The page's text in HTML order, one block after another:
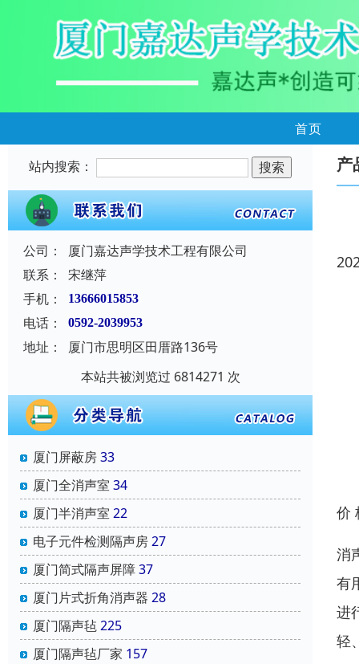
首页
站内搜索：
公司：
厦门嘉达声学技术工程有限公司
联系：
宋继萍
手机：
13666015853
电话： 0592-2039953
地址：
厦门市思明区田厝路136号
本站共被浏览过 6814271 次
厦门屏蔽房33
厦门全消声室 34
厦门半消声室 22
电子元件检测隔声房27
厦门简式隔声屏障37
厦门片式折角消声器 28
厦门隔声毡225
厦门隔声毡厂家 157
产
价
消
有
进
轻